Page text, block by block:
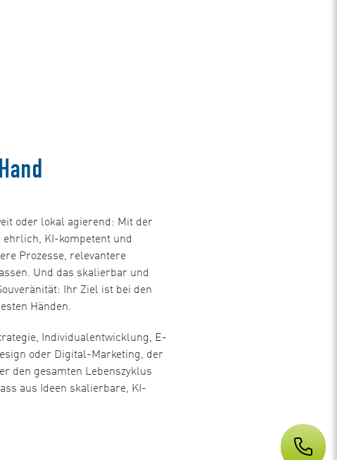
oder lokal agierend: Mit der
ehrlich, KI-kompetent und
Prozesse, relevantere
Und das skalierbar und
Ihr Ziel ist bei den
Händen.
Individualentwicklung, E-
oder Digital-Marketing, der
den gesamten Lebenszyklus
aus Ideen skalierbare, KI-